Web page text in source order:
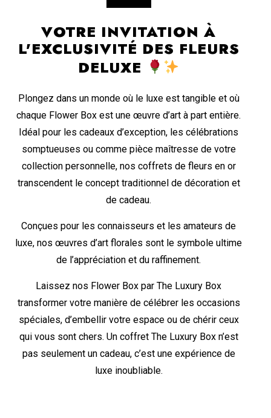
VOTRE INVITATION À
L'EXCLUSIVITÉ DES FLEURS
DELUXE
Plongez dans un monde où le luxe est tangible et où
chaque Flower Box est une œuvre d’art à part entière.
Idéal pour les cadeaux d’exception, les célébrations
somptueuses ou comme pièce maîtresse de votre
collection personnelle, nos coffrets de fleurs en or
transcendent le concept traditionnel de décoration et
de cadeau.
Conçues pour les connaisseurs et les amateurs de
luxe, nos œuvres d’art florales sont le symbole ultime
de l’appréciation et du raffinement.
Laissez nos Flower Box par The Luxury Box
transformer votre manière de célébrer les occasions
spéciales, d’embellir votre espace ou de chérir ceux
qui vous sont chers. Un coffret The Luxury Box n’est
pas seulement un cadeau, c’est une expérience de
luxe inoubliable.